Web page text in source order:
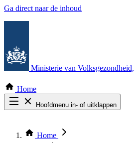
Ga direct naar de inhoud
Ministerie van
Home
Hoofdmenu in- of uitklappen
Thema COVID-19
Bekijk per bestuursorgaan
Home